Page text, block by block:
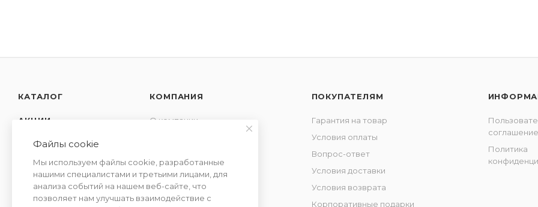
КАТАЛОГ
АКЦИИ
УСЛУГИ
СЕМЕЙСТВА
АРОМАТОВ
КОМПАНИЯ
О компании
Сотрудничество
ПОКУПАТЕЛЯМ
Гарантия на товар
Условия оплаты
Вопрос-ответ
Условия доставки
Условия возврата
Корпоративные подарки
соглашение
Политика
Файлы cookie
Мы используем файлы cookie, разработанные
нашими специалистами и третьими лицами, для
анализа событий на нашем веб-сайте, что
позволяет нам улучшать взаимодействие с